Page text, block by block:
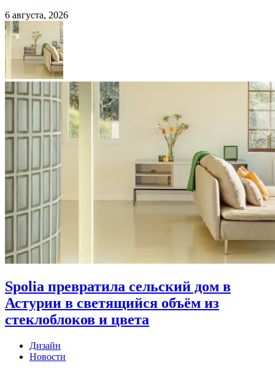
6 августа, 2026
Spolia превратила сельский дом в
Астурии в светящийся объём из
стеклоблоков и цвета
Дизайн
Новости